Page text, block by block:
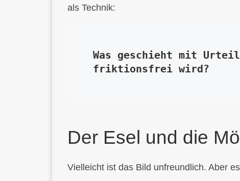
als Technik:
Was geschieht mit
friktionsfrei wird?
Der Esel und die
Vielleicht ist das Bild unfreundlich. Aber